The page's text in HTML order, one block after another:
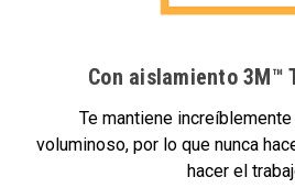
Con aislamiento 3M™
Te mantiene
voluminoso, por lo que nunca
hacer el